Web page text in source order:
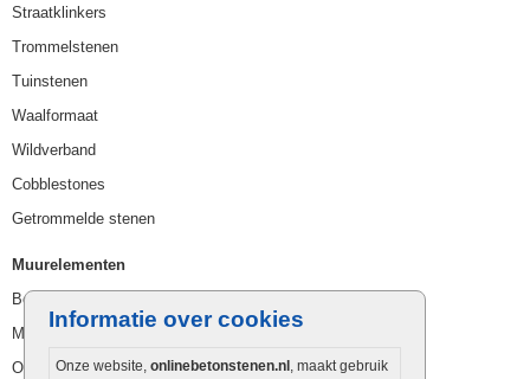
Informatie over cookies
Onze website, onlinebetonstenen.nl , maakt gebruik
Straatklinkers
Trommelstenen
Tuinstenen
Waalformaat
Wildverband
Cobblestones
Getrommelde stenen
Muurelementen
Betonbielzen
Muurstenen
Opsluitbanden